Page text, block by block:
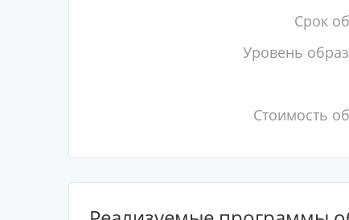
Срок
Уровень
Стоимость